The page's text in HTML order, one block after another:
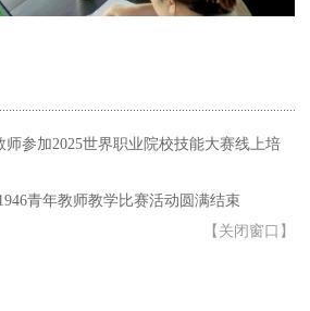
参加2025世界职业院校技能大赛线上培
青年教师教学比赛活动圆满结束
【 关闭窗口 】